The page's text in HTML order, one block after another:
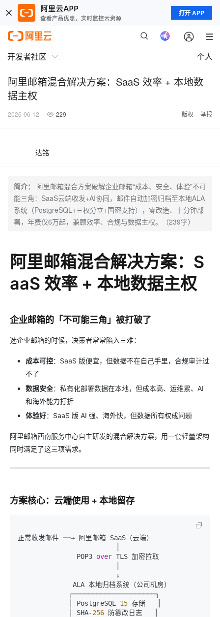
打开 APP
开发者社区 个人
阿里邮箱混合解决方案：SaaS 效率 + 本地数
据主权
2026-06-12 229 版权 举报
达铭
简介：
阿里邮箱混合方案破解企业邮箱“成本、安全、体验”不可
能三角：SaaS云端收发+AI协同，邮件自动加密归档至本地ALA
系统（PostgreSQL+三权分立+国密支持），零改造、十分钟部
署，年费仅6万起，兼顾效率、合规与数据主权。（239字）
阿里邮箱混合解决方案：S
aaS 效率 + 本地数据主权
企业邮箱的「不可能三角」被打破了
选企业邮箱的时候，决策者常常陷入三难：
成本可控：SaaS 版便宜，但数据不在自己手里，合规审计过
不了
数据安全：私有化部署数据在本地，但成本高、运维累、AI
和海外能力打折
体验好：SaaS 版 AI 强、海外快，但数据所有权成问题
阿里邮箱西南服务中心自主研发的混合解决方案，用一套轻量架构
同时满足了这三项需求。
方案核心：云端使用 + 本地留存
正常收发邮件 ──→ 阿里邮箱 SaaS（云端）
               POP3
over TLS 加密拉取
             │ PostgreSQL
15 存储   │
             │ SHA
-256 防篡改日志   │